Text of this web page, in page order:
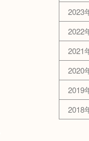
2023
2022
2021
2020
2019
2018